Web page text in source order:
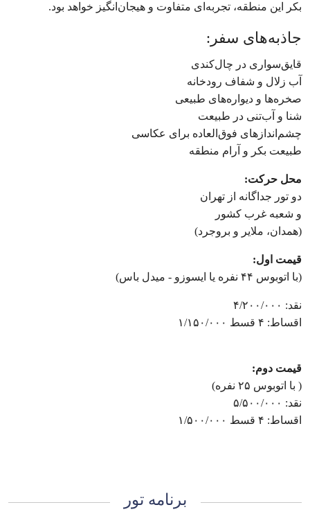
بکر این منطقه، تجربه‌ای متفاوت و هیجان‌انگیز خواهد بود.
جاذبه‌های سفر:
قایق‌سواری در چال‌کندی
آب زلال و شفاف رودخانه
صخره‌ها و دیواره‌های طبیعی
شنا و آب‌تنی در طبیعت
چشم‌اندازهای فوق‌العاده برای عکاسی
طبیعت بکر و آرام منطقه
محل حرکت:
دو تور جداگانه از تهران
و شعبه غرب کشور
(همدان، ملایر و بروجرد)
قیمت اول:
(با اتوبوس ۴۴ نفره یا ایسوزو - میدل باس)
نقد: ۴/۲۰۰/۰۰۰
اقساط: ۴ قسط ۱/۱۵۰/۰۰۰
قیمت دوم:
( با اتوبوس ۲۵ نفره)
نقد: ۵/۵۰۰/۰۰۰
اقساط: ۴ قسط ۱/۵۰۰/۰۰۰
برنامه تور